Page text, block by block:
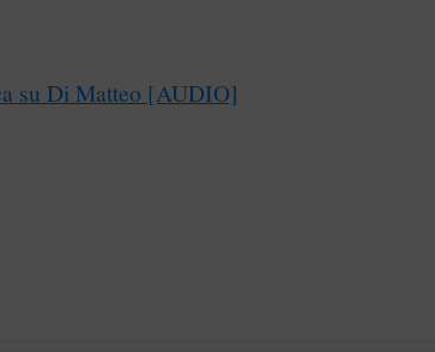
su Di Matteo [AUDIO]